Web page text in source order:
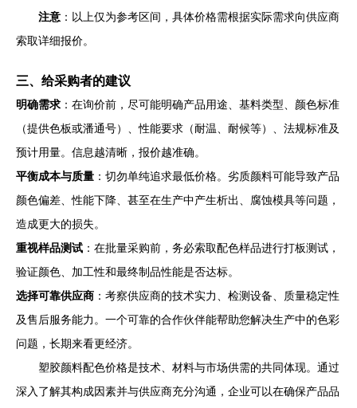
注意 ：以上仅为参考区间，具体价格需根据实际需求向供应商
索取详细报价。
三、给采购者的建议
明确需求 ：在询价前，尽可能明确产品用途、基料类型、颜色标准
（提供色板或潘通号）、性能要求（耐温、耐候等）、法规标准及
预计用量。信息越清晰，报价越准确。
平衡成本与质量 ：切勿单纯追求最低价格。劣质颜料可能导致产品
颜色偏差、性能下降、甚至在生产中产生析出、腐蚀模具等问题，
造成更大的损失。
重视样品测试 ：在批量采购前，务必索取配色样品进行打板测试，
验证颜色、加工性和最终制品性能是否达标。
选择可靠供应商 ：考察供应商的技术实力、检测设备、质量稳定性
及售后服务能力。一个可靠的合作伙伴能帮助您解决生产中的色彩
问题，长期来看更经济。
塑胶颜料配色价格是技术、材料与市场供需的共同体现。通过
深入了解其构成因素并与供应商充分沟通，企业可以在确保产品品